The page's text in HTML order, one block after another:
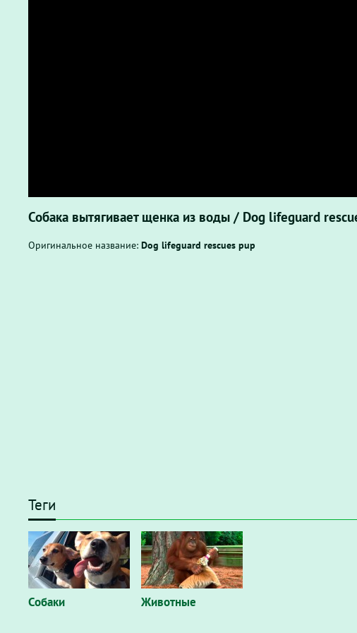
Собака вытягивает щенка из воды / Dog lifeguard
Оригинальное название: Dog lifeguard rescues pup
Теги
Собаки Животные